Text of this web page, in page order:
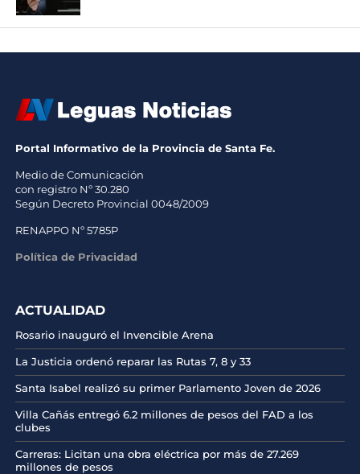
Portal Informativo de la Provincia de Santa Fe.
Medio de Comunicación
con registro Nº 30.280
Según Decreto Provincial 0048/2009
RENAPPO Nº 5785P
Política de Privacidad
ACTUALIDAD
Rosario inauguró el Invencible Arena
La Justicia ordenó reparar las Rutas 7, 8 y 33
Santa Isabel realizó su primer Parlamento Joven de 2026
Villa Cañás entregó 6.2 millones de pesos del FAD a los
clubes
Carreras: Licitan una obra eléctrica por más de 27.269
millones de pesos